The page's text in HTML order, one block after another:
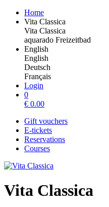
Home
Vita Classica
Vita Classica
aquarado Freizeitbad
English
English
Deutsch
Français
Login
0
€ 0.00
Gift vouchers
E-tickets
Reservations
Courses
Vita Classica